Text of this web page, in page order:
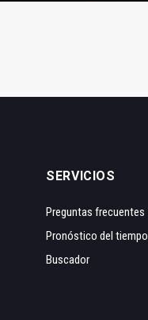
SERVICIOS
Preguntas frecuentes
Pronóstico del tiempo
Buscador